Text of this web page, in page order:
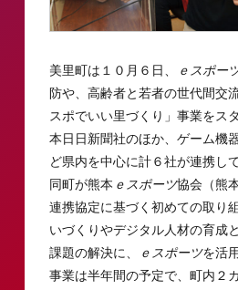
美里町は１０月６日、 ｅスポー
防や、高齢者と若者の世代間交
スポでいい里づくり」事業をス
本日日新聞社のほか、ゲーム機
ど県内を中心に計６社が連携して
同町が熊本 ｅスポーツ協会（熊
連携協定に基づく初めての取り
いづくりやデジタル人材の育成
課題の解決に、
ｅスポーツを活
事業は半年間の予定で、町内２